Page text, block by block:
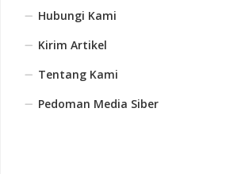
Hubungi Kami
Kirim Artikel
Tentang Kami
Pedoman Media Siber